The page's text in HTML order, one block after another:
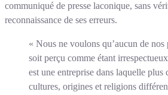
communiqué de presse laconique, sans
reconnaissance de ses erreurs.
« Nous ne voulons qu’aucun de
soit perçu comme étant
est une entreprise dans laquelle plus
cultures, origines et religions